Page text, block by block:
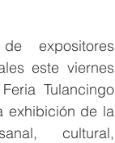
expositores
este viernes
Tulancingo
exhibición de la
cultural,